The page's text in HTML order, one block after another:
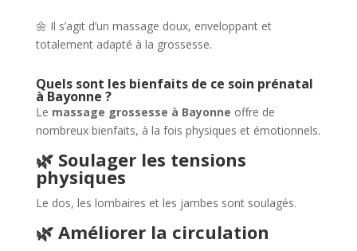
🌼 Il s’agit d’un massage doux, enveloppant et
totalement adapté à la grossesse.
Quels sont les bienfaits de ce soin prénatal
à Bayonne ?
Le massage grossesse à Bayonne offre de
nombreux bienfaits, à la fois physiques et émotionnels.
🌿 Soulager les tensions
physiques
Le dos, les lombaires et les jambes sont soulagés.
🌿 Améliorer la circulation